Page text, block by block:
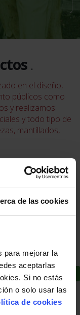
de las cookies
para mejorar la
aceptarlas
Si no estás
o solo usar las
de cookies
.
en el diseño,
públicos como
y realizamos
y todo tipo de
mantillados,